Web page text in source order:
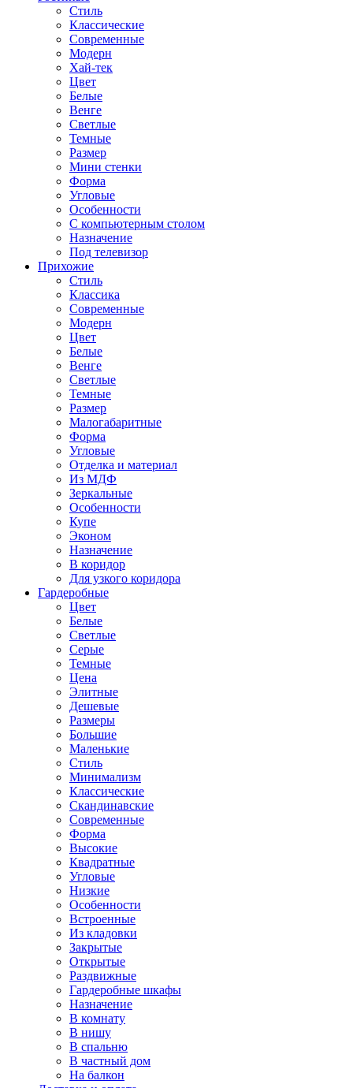
Стиль
Классические
Современные
Модерн
Хай-тек
Цвет
Белые
Венге
Светлые
Темные
Размер
Мини стенки
Форма
Угловые
Особенности
С компьютерным столом
Назначение
Под телевизор
Прихожие
Стиль
Классика
Современные
Модерн
Цвет
Белые
Венге
Светлые
Темные
Размер
Малогабаритные
Форма
Угловые
Отделка и материал
Из МДФ
Зеркальные
Особенности
Купе
Эконом
Назначение
В коридор
Для узкого коридора
Гардеробные
Цвет
Белые
Светлые
Серые
Темные
Цена
Элитные
Дешевые
Размеры
Большие
Маленькие
Стиль
Минимализм
Классические
Скандинавские
Современные
Форма
Высокие
Квадратные
Угловые
Низкие
Особенности
Встроенные
Из кладовки
Закрытые
Открытые
Раздвижные
Гардеробные шкафы
Назначение
В комнату
В нишу
В спальню
В частный дом
На балкон